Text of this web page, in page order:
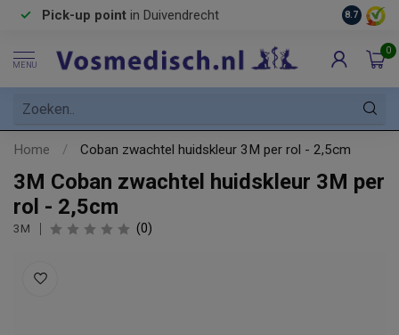
Pick-up point in Duivendrecht 8.7
MENU
0
Home / Coban zwachtel huidskleur 3M per rol - 2,5cm
3M Coban zwachtel huidskleur 3M per
rol - 2,5cm
3M (0)